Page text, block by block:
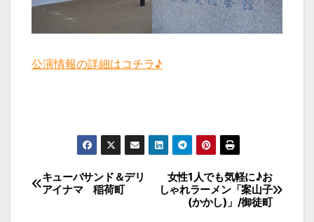
公演情報の詳細はコチラ♪
投
稿
女性1人でも気軽に♪お
しゃれラーメン「案山子
(かかし)」/御徒町
キューバサンド＆デリ
アイナマ 稲荷町